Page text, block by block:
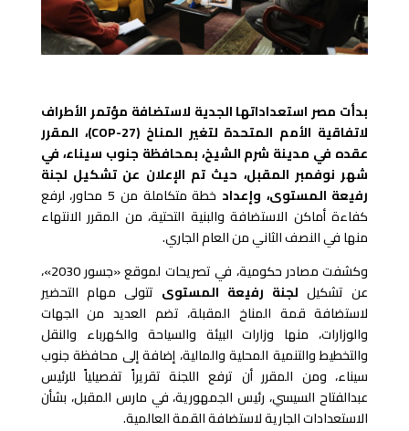
بدأت مصر استعداداتها الجدية لاستضافة مؤتمر الأطراف
لاتفاقية الأمم المتحدة لتغير المناخ (COP-27)، المقرر
عقده في مدينة شرم الشيخ، بمحافظة جنوب سيناء، في
شهر نوفمبر المقبل، حيث تم الإعلان عن تشكيل لجنة
رفيعة المستوى، وإعداد
خطة متكاملة من 5 محاور، لرفع
كفاءة أماكن الاستضافة والبنية التحتية، من المقرر الانتهاء
منها في النصف الثاني من العام الجاري.
وكشفت مصادر حكومية، في تصريحات لموقع «جسور 2030»،
عن تشكيل لجنة رفيعة المستوى تتولى مهام التحضير
لاستضافة قمة المناخ المقبلة، تضم العديد من الجهات
والوزارات، منها وزارات البيئة والسياحة والكهرباء والنقل
والتخطيط والتنمية المحلية والمالية، إضافة إلى محافظة جنوب
سيناء، ومن المقرر أن ترفع اللجنة تقريراً تفصيلياً للرئيس
عبدالفتاح السيسي، رئيس الجمهورية، في مارس المقبل، بشأن
الاستعدادات الجارية لاستضافة القمة العالمية.